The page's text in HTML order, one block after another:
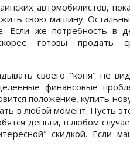
автомобилистов,
свою машину.
Если же потребность в
готовы продать
своего "коня" не
финансовые
положение, купить
в любой момент. Пусть
деньги, в любом
скидкой. Если